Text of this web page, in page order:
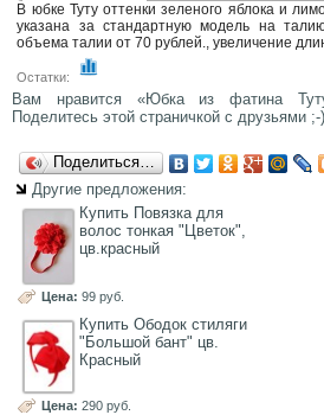
В юбке Туту оттенки зеленого яблока и
указана за стандартную модель на
объема талии от 70 рублей., увеличение
Остатки:
Вам нравится «Юбка из фатина
Поделитесь этой страничкой с друзьями ;-)
Поделиться…
Другие предложения:
Купить Повязка для
волос тонкая "Цветок",
цв.красный
Цена: 99 руб.
Купить Ободок стиляги
"Большой бант" цв.
Красный
Цена: 290 руб.